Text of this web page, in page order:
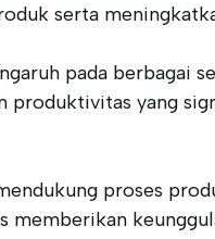
serta
pada
yang
proses
memberikan